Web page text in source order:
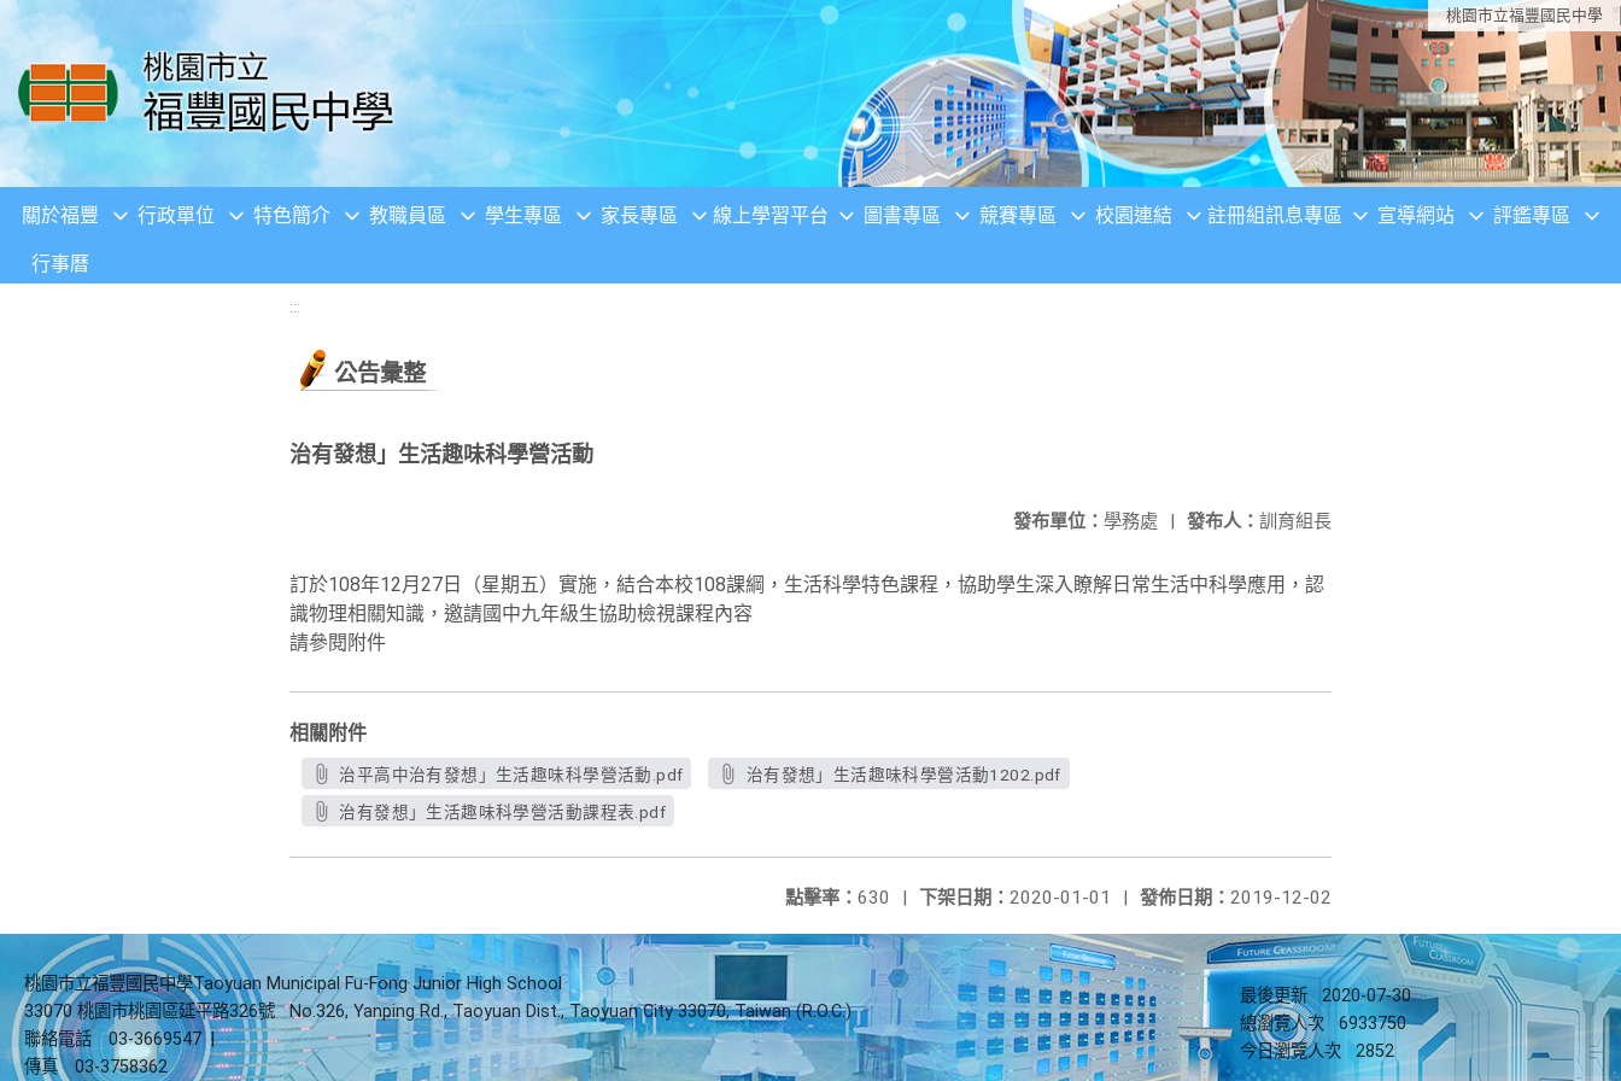
移至網頁之主要內容區位置 桃園市立福豐國民中學
關於福豐 行政單位 特色簡介 教職員區 學生專區 家長專區 線上學習平台 圖書專區 競賽專區 校園連結 註冊組訊息專區 宣導網站 評鑑專區
行事曆
:::
公告彙整
治有發想」生活趣味科學營活動
發布人： 訓育組長
發布單位： 學務處 |
訂於108年12月27日（星期五）實施，結合本校108課綱，生活科學特色課程，協助學生深入瞭解日常生活中科學應用，認
識物理相關知識，邀請國中九年級生協助檢視課程內容
請參閱附件
相關附件
治平高中治有發想」生活趣味科學營活動.pdf
治有發想」生活趣味科學營活動1202.pdf
治有發想」生活趣味科學營活動課程表.pdf
發佈日期： 2019-12-02
下架日期： 2020-01-01 |
點擊率： 630 |
桃園市立福豐國民中學Taoyuan Municipal Fu-Fong Junior High School
33070 桃園市桃園區延平路326號
No.326, Yanping Rd., Taoyuan Dist., Taoyuan City 33070, Taiwan (R.O.C.)
聯絡電話
03-3669547 |
傳真
03-3758362
最後更新
2020-07-30
總瀏覽人次
6933750
今日瀏覽人次
2852